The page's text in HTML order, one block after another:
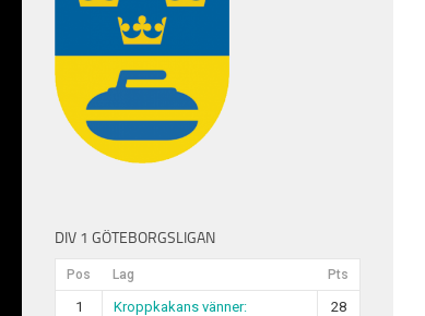
DIV 1 GÖTEBORGSLIGAN
Pos Lag Pts
1
Kroppkakans vänner:
28